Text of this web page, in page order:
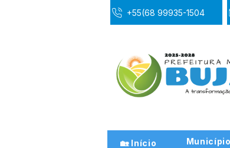
+55(68 99935-1504
🏡 Início